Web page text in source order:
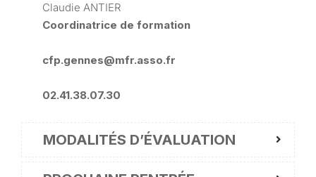
Claudie ANTIER
Coordinatrice de formation
cfp.gennes@mfr.asso.fr
02.41.38.07.30
MODALITÉS D’ÉVALUATION